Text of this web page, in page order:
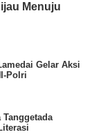
Menuju
Gelar Aksi
Polri
Tanggetada